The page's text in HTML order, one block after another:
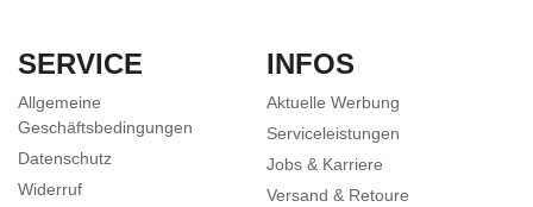
SERVICE
Allgemeine
Geschäftsbedingungen
Datenschutz
Widerruf
INFOS
Aktuelle Werbung
Serviceleistungen
Jobs & Karriere
Versand & Retoure